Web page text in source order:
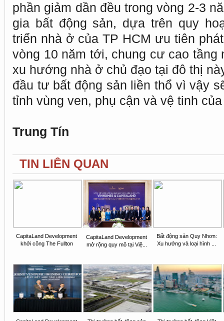
phần giảm dần đều trong vòng 2-3
gia bất động sản, dựa trên quy
triển nhà ở của TP HCM ưu tiên
vòng 10 năm tới, chung cư cao tầng
xu hướng nhà ở chủ đạo tại đô thị
đầu tư bất động sản liền thổ vì vậy
tỉnh vùng ven, phụ cận và vệ tinh
Trung Tín
TIN LIÊN QUAN
CapitaLand Development
khởi công The Fullton
CapitaLand Development
mở rộng quy mô tại Việ...
Bất động sản Quy Nhơn:
Xu hướng và loại hình ...